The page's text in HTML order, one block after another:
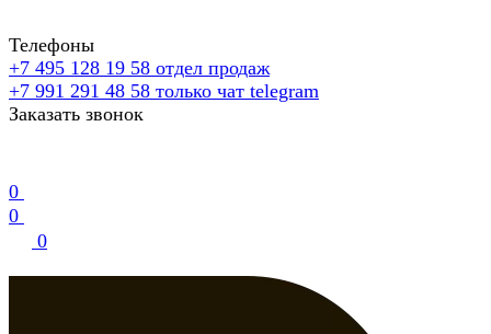
Телефоны
+7 495 128 19 58 отдел продаж
+7 991 291 48 58 только чат telegram
Заказать звонок
0
0
0